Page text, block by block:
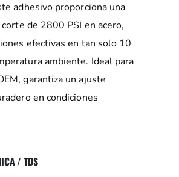
adhesivo proporciona una
de 2800 PSI en acero,
efectivas en tan solo 10
ambiente. Ideal para
garantiza un ajuste
en condiciones
/ TDS